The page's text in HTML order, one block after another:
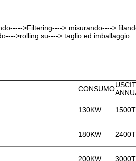
>Filtering----> misurando---->
>rolling su----> taglio ed imballaggio
CONSUMO
130KW 1500T
180KW 2400T
200KW 3000T